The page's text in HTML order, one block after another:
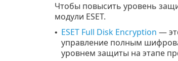
Чтобы повысить уровень
модули ESET.
• ESET Full Disk Encryption —
управление полным
уровнем защиты на этапе